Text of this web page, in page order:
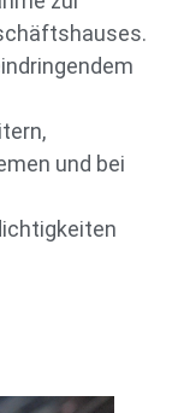
und bei